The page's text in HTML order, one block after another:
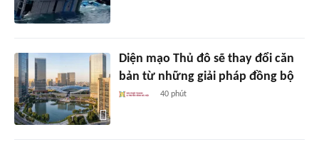
Diện mạo Thủ đô sẽ thay đổi căn
bản từ những giải pháp đồng bộ
40 phút